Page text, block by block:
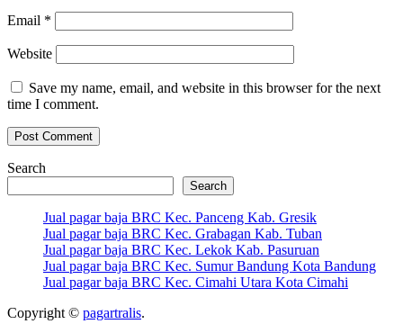
Email *
Website
Save my name, email, and website in this browser for the next
time I comment.
Search
Search
Jual pagar baja BRC Kec. Panceng Kab. Gresik
Jual pagar baja BRC Kec. Grabagan Kab. Tuban
Jual pagar baja BRC Kec. Lekok Kab. Pasuruan
Jual pagar baja BRC Kec. Sumur Bandung Kota Bandung
Jual pagar baja BRC Kec. Cimahi Utara Kota Cimahi
Copyright © pagartralis.